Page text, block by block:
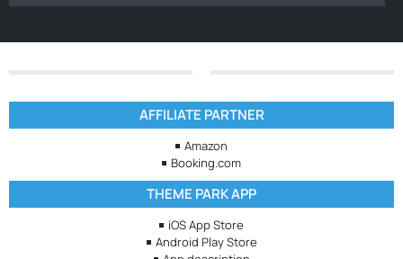
AFFILIATE PARTNER
Amazon
Booking.com
THEME PARK APP
iOS App Store
Android Play Store